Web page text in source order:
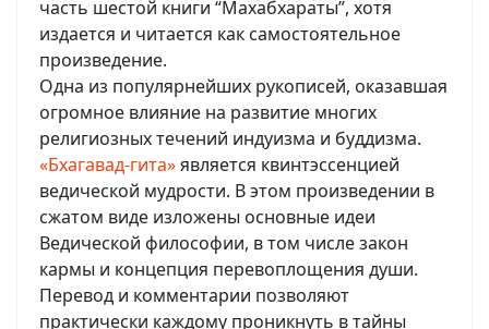
часть шестой книги “Махабхараты”, хотя
издается и читается как самостоятельное
произведение.
Одна из популярнейших рукописей, оказавшая
огромное влияние на развитие многих
религиозных течений индуизма и буддизма.
«Бхагавад-гита»является квинтэссенцией
ведической мудрости. В этом произведении в
сжатом виде изложены основные идеи
Ведической философии, в том числе закон
кармы и концепция перевоплощения души.
Перевод и комментарии позволяют
практически каждому проникнуть в тайны